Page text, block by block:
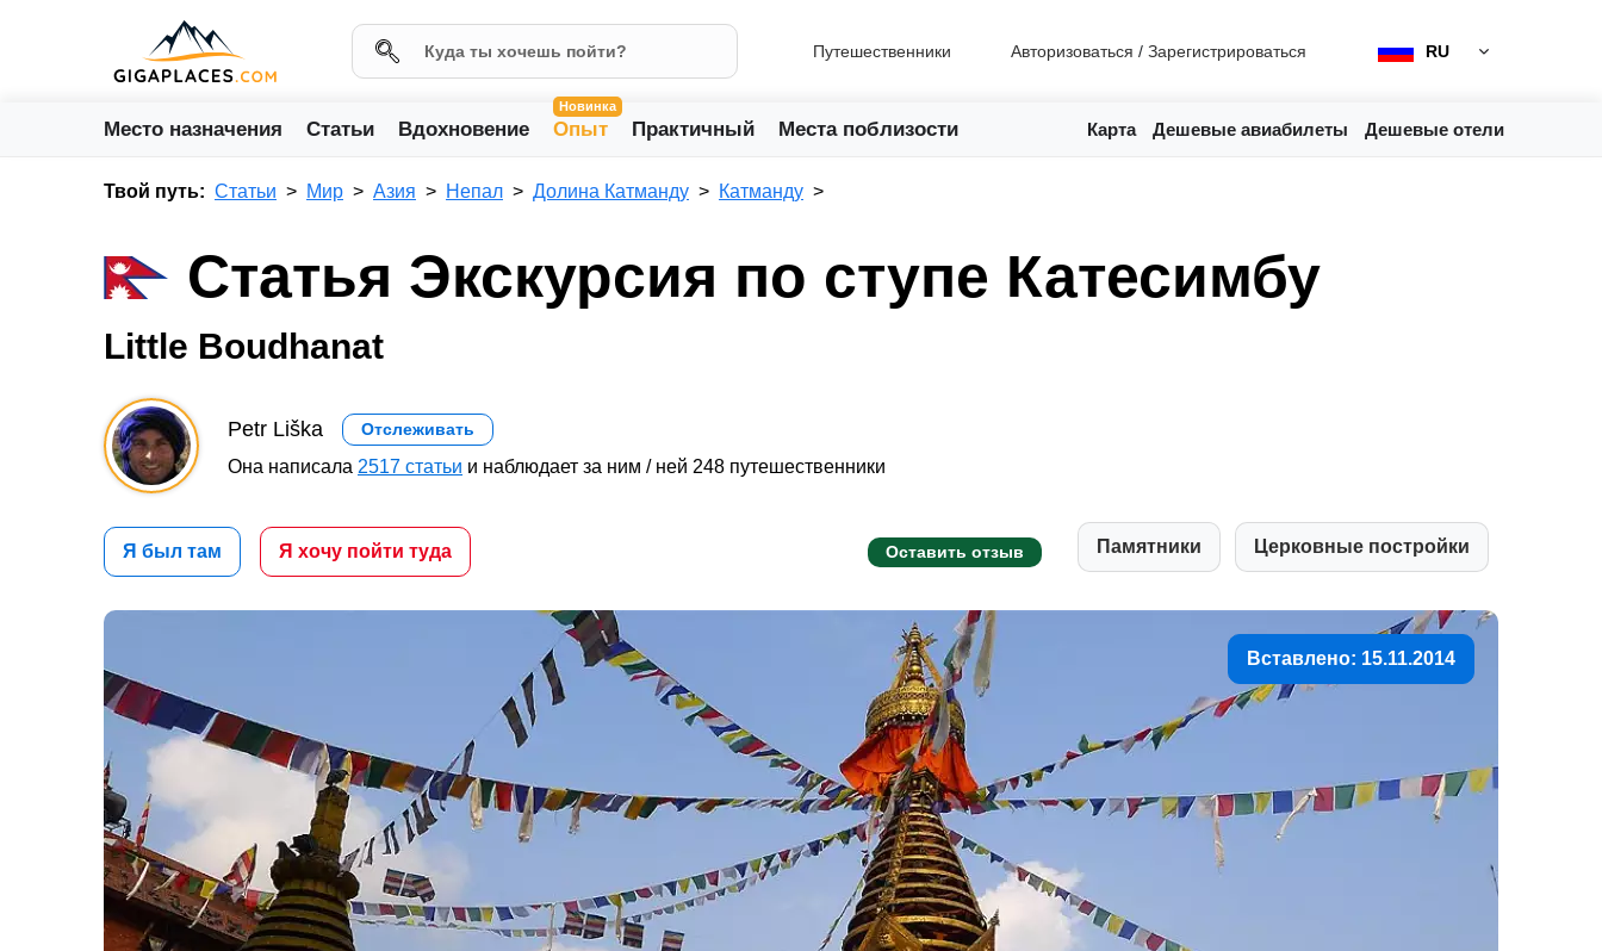
Путешественники Авторизоваться / Зарегистрироваться RU
Место назначения Статьи Вдохновение
Новинка
Опыт Практичный Места поблизости Карта Дешевые авиабилеты Дешевые отели
Твой путь: Статьи Мир Азия Непал Долина Катманду Катманду
Статья Экскурсия по ступе Катесимбу
Little Boudhanat
Petr Liška Отслеживать
Она написала 2517 статьи и наблюдает за ним / ней 248 путешественники
Я был там Я хочу пойти туда Оставить отзыв Памятники Церковные постройки
Вставлено: 15.11.2014